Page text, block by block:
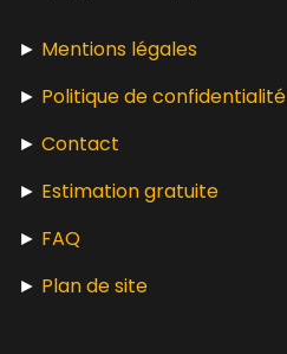
► Mentions légales
► Politique de confidentialité
► Contact
► Estimation gratuite
► FAQ
► Plan de site